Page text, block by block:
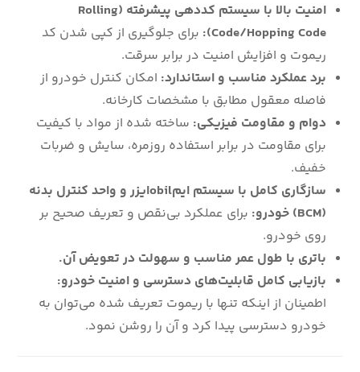
امنیت بالا با سیستم کددهی پیشرفته (Rolling
Code/Hopping Code):
برای جلوگیری از کپی شدن کد
ریموت و افزایش امنیت در برابر سرقت.
برد عملکرد مناسب و استاندارد: امکان کنترل خودرو از
فاصله معقول مطابق با مشخصات کارخانه.
دوام و مقاومت فیزیکی: ساخته شده از مواد با کیفیت
برای مقاومت در برابر استفاده روزمره، سایش و ضربات
خفیف.
سازگاری کامل با سیستم ایمobilایزر و واحد کنترل بدنه
(BCM) خودرو:
برای عملکرد بی‌نقص و تعریف صحیح بر
روی خودرو.
باتری با طول عمر مناسب و سهولت در تعویض آن.
بازیابی کامل قابلیت‌های دسترسی و امنیت خودرو:
اطمینان از اینکه تنها با ریموت تعریف شده می‌توان به
خودرو دسترسی پیدا کرد و آن را روشن نمود.